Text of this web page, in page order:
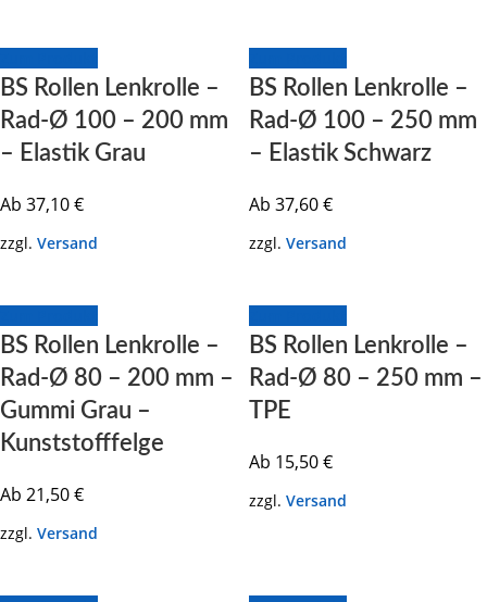
BS Rollen Lenkrolle –
Rad-Ø 100 – 200 mm
– Elastik Grau
Ab 37,10€
zzgl. Versand
BS Rollen Lenkrolle –
Rad-Ø 100 – 250 mm
– Elastik Schwarz
Ab 37,60€
zzgl. Versand
BS Rollen Lenkrolle –
Rad-Ø 80 – 200 mm –
Gummi Grau –
Kunststofffelge
Ab 21,50€
zzgl. Versand
BS Rollen Lenkrolle –
Rad-Ø 80 – 250 mm –
TPE
Ab 15,50€
zzgl. Versand